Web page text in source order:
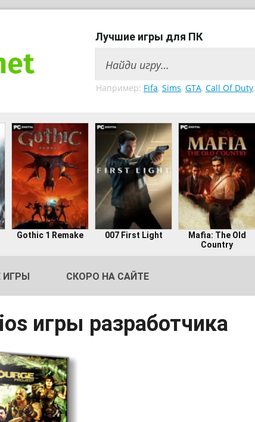
Лучшие игры для ПК
Например: Fifa, Sims, GTA, Call Of Duty,
Gothic 1 Remake 007 First Light
Mafia: The Old
Country
ИГРЫ СКОРО НА САЙТЕ
игры разработчика